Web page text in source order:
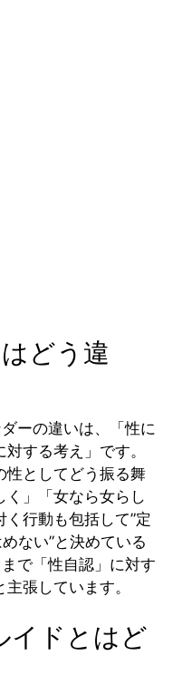
どう違
ーの違いは、「性に
する考え」です。
性としてどう振る舞
く」「女なら女らし
行動も包括して”定
ない”と決めている
で「性自認」に対す
張しています。
イドとはど